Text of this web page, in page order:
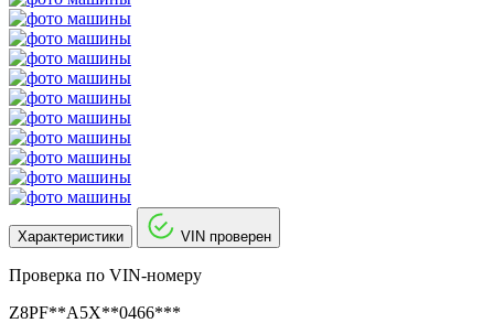
Характеристики VIN проверен
Проверка по VIN-номеру
Z8PF**A5X**0466***